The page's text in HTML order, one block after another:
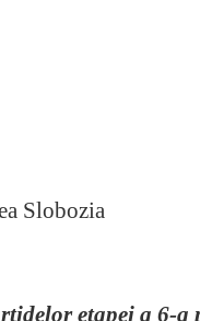
Slobozia
etapei a 6-